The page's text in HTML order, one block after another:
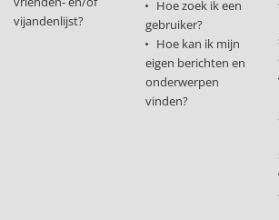
vijandenlijst?
Hoe zoek ik een
gebruiker?
Hoe kan ik mijn
eigen berichten en
onderwerpen
vinden?